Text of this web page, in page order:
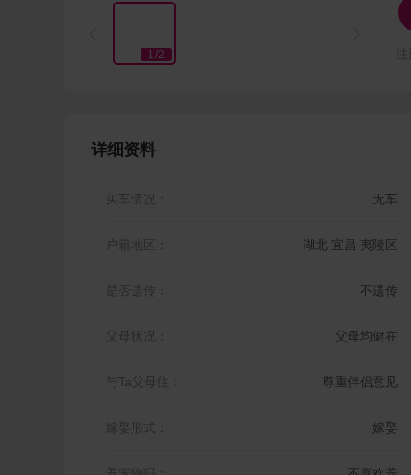
1/2
详细资料
买车情况： 无车
户籍地区： 湖北 宜昌 夷陵区
是否遗传： 不遗传
父母状况： 父母均健在
与Ta父母住： 尊重伴侣意见
嫁娶形式： 嫁娶